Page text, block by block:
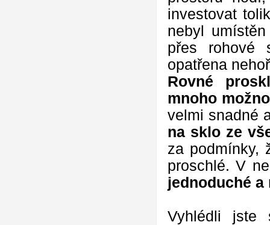
investovat
nebyl
přes rohové
opatřena
Rovné
mnoho
velmi snadné
na sklo ze
za podmínky,
proschlé. V
jednoduché a
Vyhlédli jste